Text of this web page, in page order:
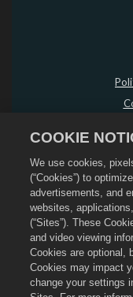
2026Social Point S.L.
déposées de Social Point
opérée par Zynga, Inc. Les
City. La disponibilité et
COOKIE
We use cookies,
(“Cookies”) to
advertisements, and
websites,
(“Sites”). These
and video viewing
Cookies are optional,
Cookies may impact
change your settings